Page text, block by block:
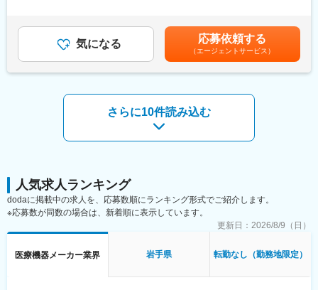
・財務会計実務に加え、業務プロセス設計やガバナンス強化な
ど、組織づくりにも携わることができます
・少人数組織ならではの裁量のもと、自ら仕組みを作りながら事
業成長を支える経験を積むことができます
変更の範囲：会社の定める業務
構築・運用業務
・データベース・サーバーのチューニング、パフォーマンス改善
・コンテナ、kubernetesを利用した電子カルテシステムをはじめ
本ポジションはリモート（在宅勤務）で就業可能です。ご自宅で
の業務が可能ですので全国どこに居住されても問題ありません。※
海外不可／入社後の研修期間と会社指定の出社日除く
入社後一週間程度、本社での研修を予定しています。（遠方の場
合は会社の用意したホテルに宿泊）
■主軸サービスについて：
当社のメインプロダクトである電子カルテシステムは千葉県鴨川
た。2021年1月には当社で初のクラウドカルテ「blanc(ブラン)」
収シニア（上級）：600万円エキスパート職：640万円以上マネー
ジャー職：650万円以上賃金はあくまでも目安の金額であり、選
考を通じて上下する可能性があります。月給(月額)は固定手当を含
めた表記です。
気になる 応募依頼する
（エージェントサービス）
さらに10件読み込む
人気求人ランキング
dodaに掲載中の求人を、応募数順にランキング形式でご紹介します。
※応募数が同数の場合は、新着順に表示しています。
更新日： 2026/8/9（日）
医療機器メーカー業界 岩手県 転勤なし（勤務地限定）